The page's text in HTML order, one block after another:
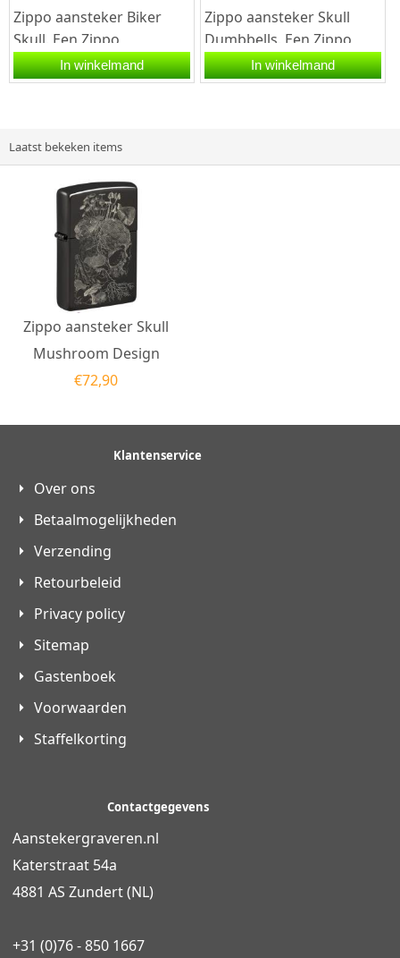
Zippo aansteker Biker
Skull. Een Zippo
aansteker is een
kwalitatief
In winkelmand
Zippo aansteker Skull
Dumbbells. Een Zippo
aansteker is een
kwalitatief
In winkelmand
Laatst bekeken items
Zippo aansteker Skull
Mushroom Design
€72,90
Klantenservice
Over ons
Betaalmogelijkheden
Verzending
Retourbeleid
Privacy policy
Sitemap
Gastenboek
Voorwaarden
Staffelkorting
Contactgegevens
Aanstekergraveren.nl
Katerstraat 54a
4881 AS Zundert (NL)
+31 (0)76 - 850 1667